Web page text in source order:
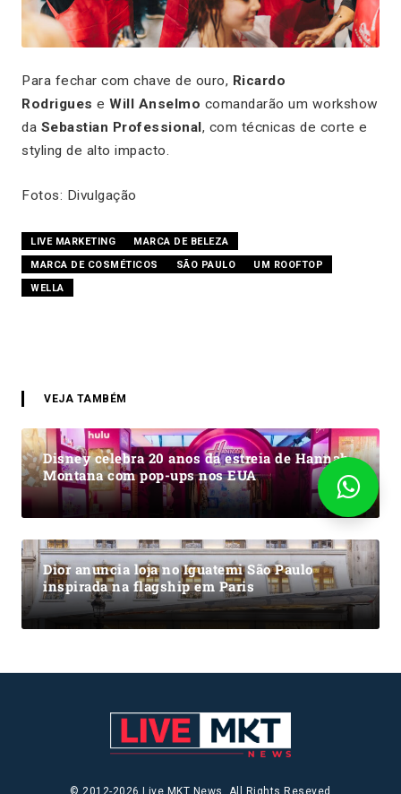
Para fechar com chave de ouro, Ricardo
Rodrigues e Will Anselmo comandarão um workshow
da Sebastian Professional, com técnicas de corte e
styling de alto impacto.
Fotos: Divulgação
LIVE MARKETING
MARCA DE BELEZA
MARCA DE COSMÉTICOS
SÃO PAULO
UM ROOFTOP
WELLA
VEJA TAMBÉM
Disney celebra 20 anos da estreia de Hannah
Montana com pop-ups nos EUA
Dior anuncia loja no Iguatemi São Paulo
inspirada na flagship em Paris
© 2012-2026 Live MKT News. All Rights Reseved